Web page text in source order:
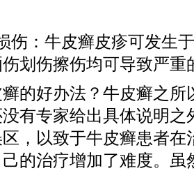
伤：牛皮癣皮疹可发生
划伤擦伤均可导致严重
的好办法？牛皮癣之所
有专家给出具体说明之
，以致于牛皮癣患者在
的治疗增加了难度。虽